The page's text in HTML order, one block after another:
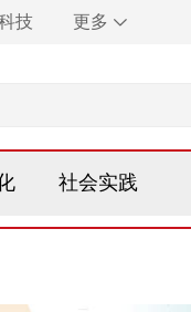
技 更多
社会实践